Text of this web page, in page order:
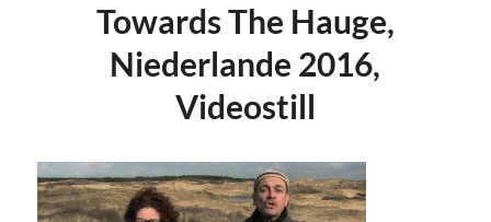
Towards The Hauge,
Niederlande 2016,
Videostill